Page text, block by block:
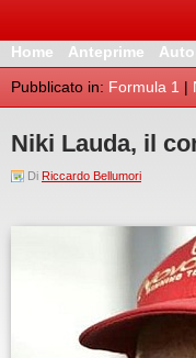
Home Anteprime
Pubblicato in: Formula 1 |
Niki Lauda, il
Di Riccardo Bellumori